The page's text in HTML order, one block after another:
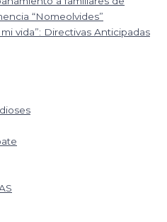
“Nomeolvides”
vida”: Directivas Anticipadas